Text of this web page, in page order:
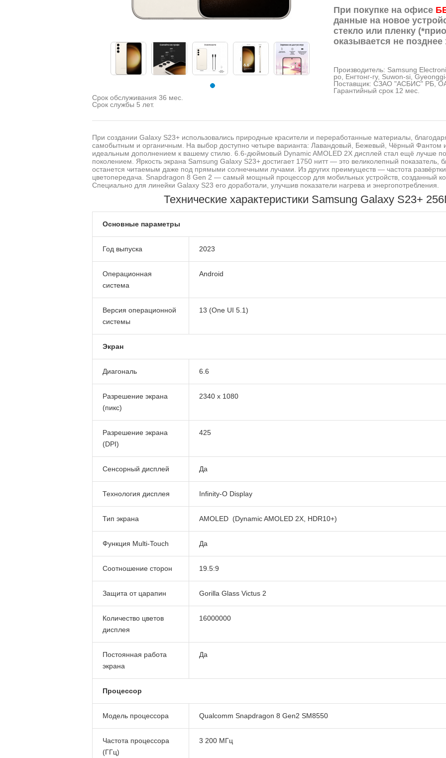
При покупке на офисе
данные на новое
стекло или пленку
оказывается не позднее
Производитель: Samsung
ро, Енгтонг-гу, Suwon-si,
Поставщик: СЗАО "АСБИС" РБ,
Гарантийный срок 12 мес.
Срок обслуживания 36 мес.
Срок службы 5 лет.
При создании Galaxy S23+ использовались природные красители и переработанные материалы,
самобытным и органичным. На выбор доступно четыре варианта: Лавандовый, Бежевый, Чёрный Фантом
идеальным дополнением к вашему стилю. 6.6-дюймовый Dynamic AMOLED 2X дисплей стал ещё лучше
поколением. Яркость экрана Samsung Galaxy S23+ достигает 1750 нитт — это великолепный показатель,
останется читаемым даже под прямыми солнечными лучами. Из других преимуществ — частота
цветопередача. Snapdragon 8 Gen 2 — самый мощный процессор для мобильных устройств, созданный
Специально для линейки Galaxy S23 его доработали, улучшив показатели нагрева и энергопотребления.
Технические характеристики Samsung Galaxy S23+
Основные параметры
Год выпуска 2023
Операционная
система
Android
Версия операционной
системы
13 (One UI 5.1)
Экран
Диагональ 6.6
Разрешение экрана
(пикс)
2340 x 1080
Разрешение экрана
(DPI)
425
Сенсорный дисплей Да
Технология дисплея Infinity-O Display
Тип экрана AMOLED (Dynamic AMOLED 2X, HDR10+)
Функция Multi-Touch Да
Соотношение сторон 19.5:9
Защита от царапин Gorilla Glass Victus 2
Количество цветов
дисплея
16000000
Постоянная работа
экрана
Да
Процессор
Модель процессора Qualcomm Snapdragon 8 Gen2 SM8550
Частота процессора
(ГГц)
3 200 МГц